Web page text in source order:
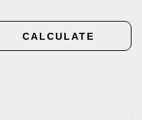
CALCULATE